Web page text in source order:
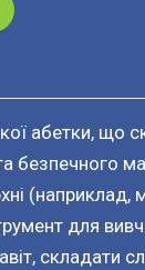
абетки, що
безпечного
(наприклад,
для
складати